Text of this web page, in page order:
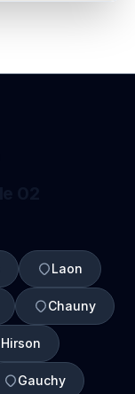
Laon
Chauny
Hirson
Gauchy